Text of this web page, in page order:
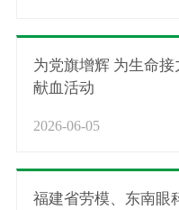
为党旗增辉 为生命
献血活动
2026-06-05
福建省劳模、东南眼